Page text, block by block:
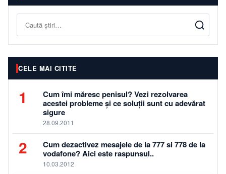
Caută
CELE MAI CITITE
1
Cum îmi măresc penisul? Vezi rezolvarea
acestei probleme și ce soluții sunt cu adevărat
sigure
28.09.2011
2
Cum dezactivez mesajele de la 777 si 778 de la
vodafone? Aici este raspunsul..
10.03.2012